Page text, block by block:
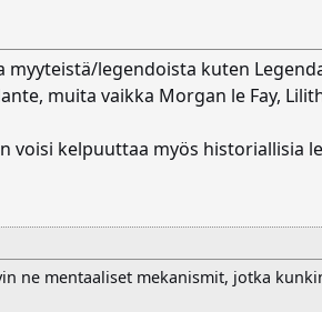
myyteistä/legendoista kuten
muita vaikka Morgan le Fay,
voisi kelpuuttaa myös historiallisia
ne mentaaliset mekanismit, jotka